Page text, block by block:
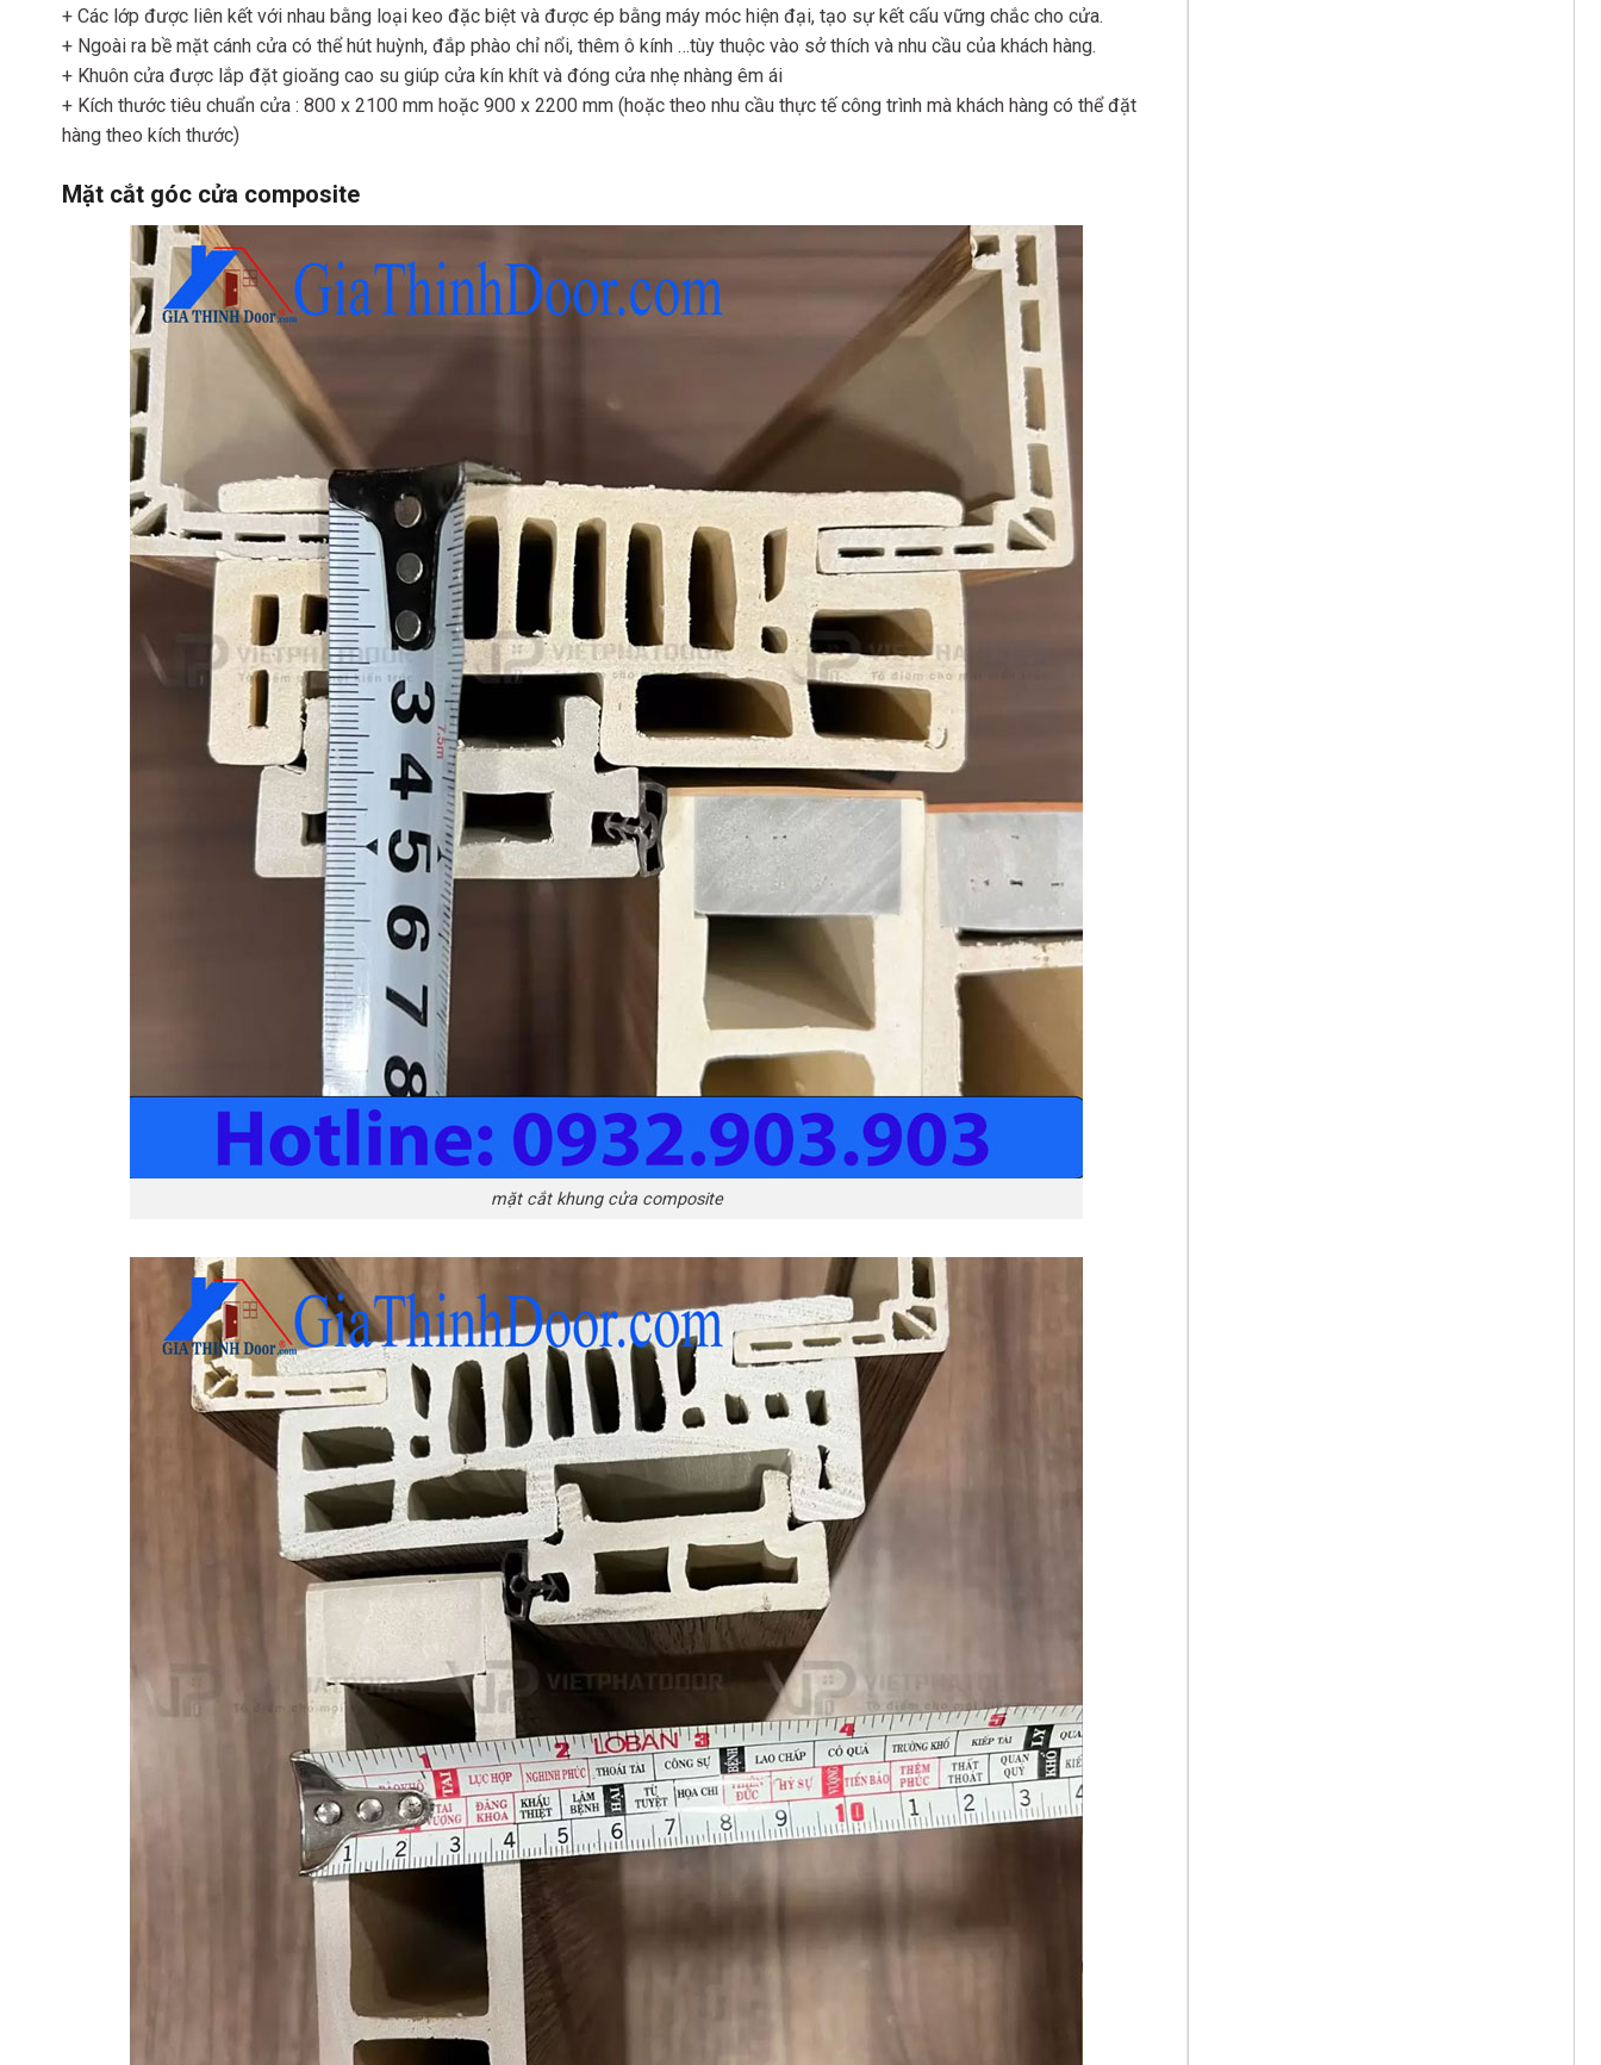
+ Các lớp được liên kết với nhau bằng loại keo đặc biệt và được ép bằng máy móc hiện đại, tạo sự kết cấu vững chắc cho cửa.
+ Ngoài ra bề mặt cánh cửa có thể hút huỳnh, đắp phào chỉ nổi, thêm ô kính …tùy thuộc vào sở thích và nhu cầu của khách hàng.
+ Khuôn cửa được lắp đặt gioăng cao su giúp cửa kín khít và đóng cửa nhẹ nhàng êm ái
+ Kích thước tiêu chuẩn cửa : 800 x 2100 mm hoặc 900 x 2200 mm (hoặc theo nhu cầu thực tế công trình mà khách hàng có thể đặt
hàng theo kích thước)
Mặt cắt góc cửa composite
mặt cắt khung cửa composite